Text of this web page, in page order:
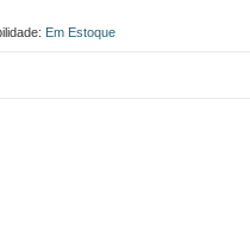
Em Estoque